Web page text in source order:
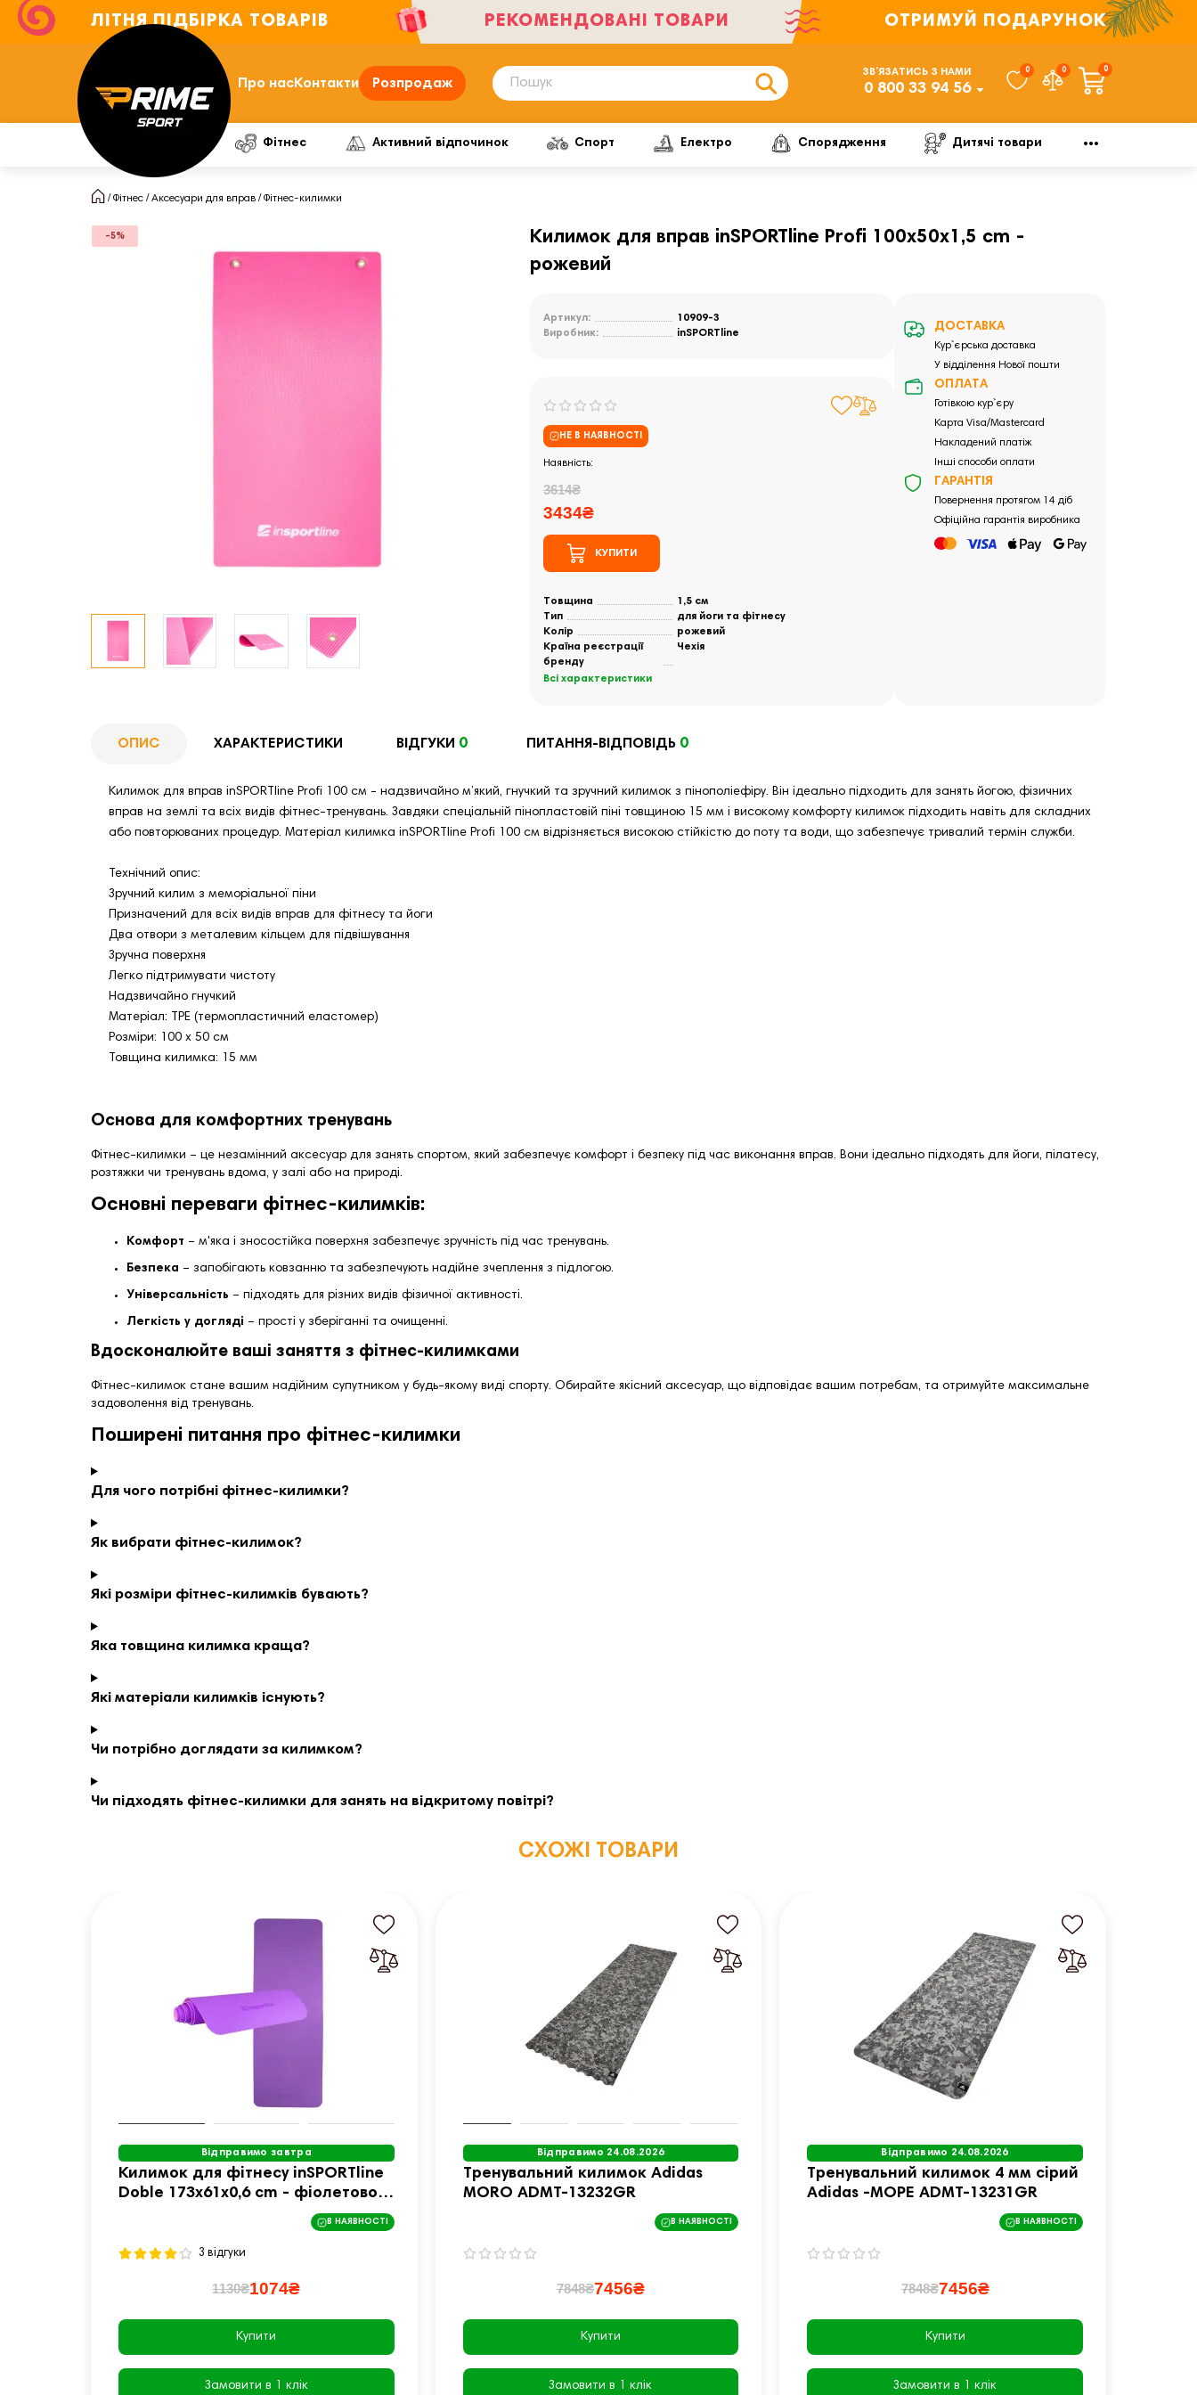
ЛІТНЯ ПІДБІРКА ТОВАРІВ РЕКОМЕНДОВАНІ ТОВАРИ ОТРИМУЙ ПОДАРУНОК
Про насКонтакти Розпродаж
ЗВ’ЯЗАТИСЬ З НАМИ
0 800 33 94 56
0 0 0
Фітнес Активний відпочинок Спорт Електро Спорядження Дитячі товари
Фітнес Аксесуари для вправ Фітнес-килимки
-5%
Килимок для вправ inSPORTline Profi 100x50x1,5 cm -
рожевий
Артикул:
10909-3
Виробник:
inSPORTline
НЕ В НАЯВНОСТІ
3614₴
3434₴
КУПИТИ
Товщина
1,5 см
Тип
для йоги та фітнесу
Колір
рожевий
Країна реєстрації
бренду
Чехія
Всі характеристики
ДОСТАВКА
Кур`єрська доставка
У відділення Нової пошти
ОПЛАТА
Готівкою кур`єру
Карта Visa/Mastercard
Накладений платіж
Інші способи оплати
ГАРАНТІЯ
Повернення протягом 14 діб
Офіційна гарантія виробника
ОПИС ХАРАКТЕРИСТИКИ ВІДГУКИ 0 ПИТАННЯ-ВІДПОВІДЬ 0
Килимок для вправ inSPORTline Profi 100 см - надзвичайно м’який, гнучкий та зручний килимок з пінополіефіру. Він ідеально підходить для занять йогою, фізичних
вправ на землі та всіх видів фітнес-тренувань. Завдяки спеціальній пінопластовій піні товщиною 15 мм і високому комфорту килимок підходить навіть для складних
або повторюваних процедур. Матеріал килимка inSPORTline Profi 100 см відрізняється високою стійкістю до поту та води, що забезпечує тривалий термін служби.
Технічний опис:
Зручний килим з меморіальної піни
Призначений для всіх видів вправ для фітнесу та йоги
Два отвори з металевим кільцем для підвішування
Зручна поверхня
Легко підтримувати чистоту
Надзвичайно гнучкий
Матеріал: TPE (термопластичний еластомер)
Розміри: 100 х 50 см
Товщина килимка: 15 мм
Основа для комфортних тренувань
Фітнес-килимки – це незамінний аксесуар для занять спортом, який забезпечує комфорт і безпеку під час виконання вправ. Вони ідеально підходять для йоги, пілатесу,
розтяжки чи тренувань вдома, у залі або на природі.
Основні переваги фітнес-килимків:
Комфорт – м'яка і зносостійка поверхня забезпечує зручність під час тренувань.
Безпека – запобігають ковзанню та забезпечують надійне зчеплення з підлогою.
Універсальність – підходять для різних видів фізичної активності.
Легкість у догляді – прості у зберіганні та очищенні.
Вдосконалюйте ваші заняття з фітнес-килимками
Фітнес-килимок стане вашим надійним супутником у будь-якому виді спорту. Обирайте якісний аксесуар, що відповідає вашим потребам, та отримуйте максимальне
задоволення від тренувань.
Поширені питання про фітнес-килимки
Для чого потрібні фітнес-килимки?
Як вибрати фітнес-килимок?
Які розміри фітнес-килимків бувають?
Яка товщина килимка краща?
Які матеріали килимків існують?
Чи потрібно доглядати за килимком?
Чи підходять фітнес-килимки для занять на відкритому повітрі?
СХОЖІ ТОВАРИ
Відправимо завтра
Килимок для фітнесу inSPORTline
Doble 173x61x0,6 cm - фіолетово-
В НАЯВНОСТІ
3 відгуки
1130₴1074₴
Купити
Замовити в 1 клік
Відправимо 24.08.2026
Тренувальний килимок Adidas
MORO ADMT-13232GR
В НАЯВНОСТІ
7848₴7456₴
Купити
Замовити в 1 клік
Відправимо 24.08.2026
Тренувальний килимок 4 мм сірий
Adidas -МОРЕ ADMT-13231GR
В НАЯВНОСТІ
7848₴7456₴
Купити
Замовити в 1 клік